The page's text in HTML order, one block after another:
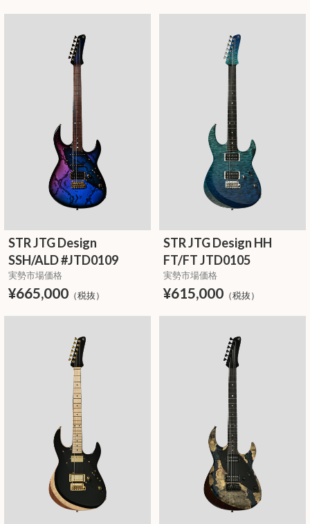
STR JTG Design
SSH/ALD #JTD0109
実勢市場価格
¥665,000 （税抜）
STR JTG Design HH
FT/FT JTD0105
実勢市場価格
¥615,000 （税抜）